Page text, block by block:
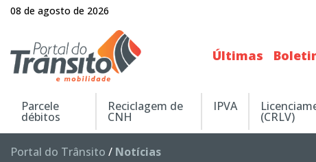
08 de agosto de 2026
Últimas
Parcele
débitos
Reciclagem de
CNH
IPVA
(CRLV)
Portal do Trânsito / Notícias